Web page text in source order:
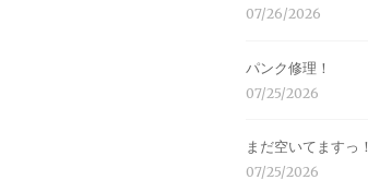
07/26/2026
パンク修理！
07/25/2026
まだ空いてますっ！
07/25/2026